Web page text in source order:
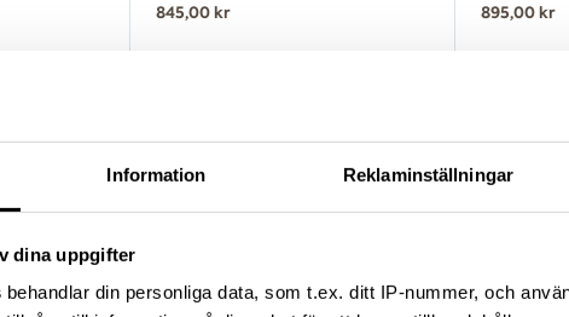
Information Reklaminställningar
dina uppgifter
behandlar din personliga data, som t.ex. ditt IP-nummer, och
845,00 kr 895,00 kr